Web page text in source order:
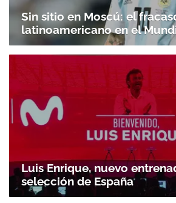
Sin sitio en Moscú: el
latinoamericano en el
Luis Enrique, nuevo
selección de España